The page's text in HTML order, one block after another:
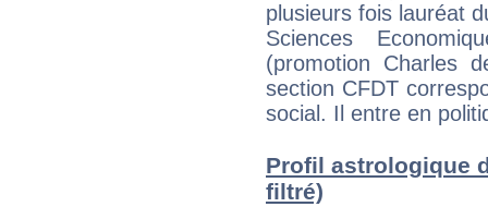
plusieurs fois lauréat
Sciences
(promotion Charles
section CFDT
social. Il entre en
Profil astrologique
filtré)